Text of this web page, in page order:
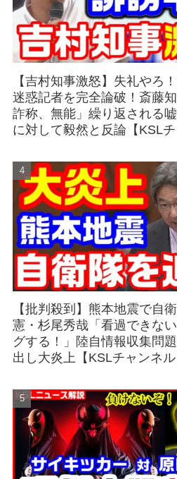
【吉村知事激怒】失礼やろ
迷惑記者を完全論破！斎藤
詐称、無能」繰り返される
に対して毅然と反論【KSLチ
【批判殺到】熊本地震で自
憲・杉尾秀哉「看過できな
グする！」陸自情報収集問
出し大炎上【KSLチャンネル